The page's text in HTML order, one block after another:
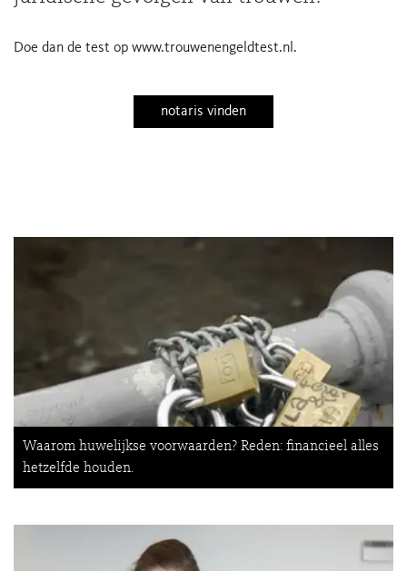
Doe dan de test op www.trouwenengeldtest.nl.
notaris vinden
Waarom huwelijkse voorwaarden? Reden: financieel alles
hetzelfde houden.